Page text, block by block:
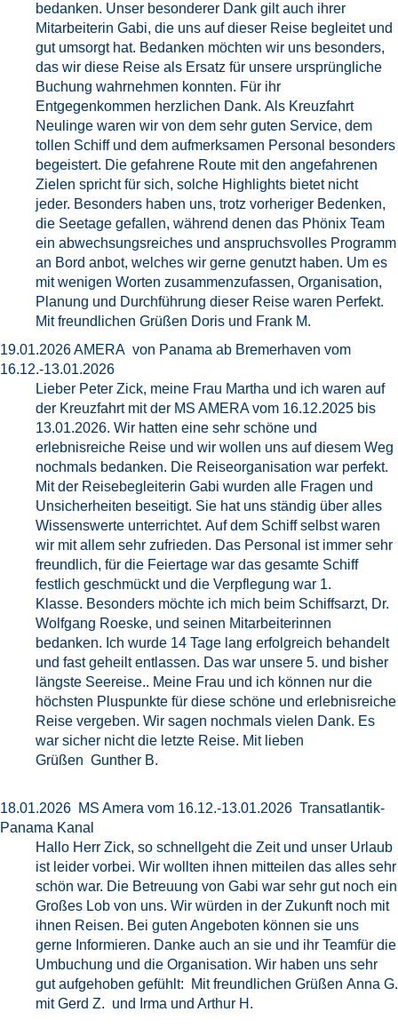
bedanken. Unser besonderer Dank gilt auch ihrer
Mitarbeiterin Gabi, die uns auf dieser Reise begleitet und
gut umsorgt hat. Bedanken möchten wir uns besonders,
das wir diese Reise als Ersatz für unsere ursprüngliche
Buchung wahrnehmen konnten. Für ihr
Entgegenkommen herzlichen Dank. Als Kreuzfahrt
Neulinge waren wir von dem sehr guten Service, dem
tollen Schiff und dem aufmerksamen Personal besonders
begeistert. Die gefahrene Route mit den angefahrenen
Zielen spricht für sich, solche Highlights bietet nicht
jeder. Besonders haben uns, trotz vorheriger Bedenken,
die Seetage gefallen, während denen das Phönix Team
ein abwechsungsreiches und anspruchsvolles Programm
an Bord anbot, welches wir gerne genutzt haben. Um es
mit wenigen Worten zusammenzufassen, Organisation,
Planung und Durchführung dieser Reise waren Perfekt.
Mit freundlichen Grüßen Doris und Frank M.
19.01.2026 AMERA von Panama ab Bremerhaven vom
16.12.-13.01.2026
Lieber Peter Zick, meine Frau Martha und ich waren auf
der Kreuzfahrt mit der MS AMERA vom 16.12.2025 bis
13.01.2026. Wir hatten eine sehr schöne und
erlebnisreiche Reise und wir wollen uns auf diesem Weg
nochmals bedanken. Die Reiseorganisation war perfekt.
Mit der Reisebegleiterin Gabi wurden alle Fragen und
Unsicherheiten beseitigt. Sie hat uns ständig über alles
Wissenswerte unterrichtet. Auf dem Schiff selbst waren
wir mit allem sehr zufrieden. Das Personal ist immer sehr
freundlich, für die Feiertage war das gesamte Schiff
festlich geschmückt und die Verpflegung war 1.
Klasse. Besonders möchte ich mich beim Schiffsarzt, Dr.
Wolfgang Roeske, und seinen Mitarbeiterinnen
bedanken. Ich wurde 14 Tage lang erfolgreich behandelt
und fast geheilt entlassen. Das war unsere 5. und bisher
längste Seereise.. Meine Frau und ich können nur die
höchsten Pluspunkte für diese schöne und erlebnisreiche
Reise vergeben. Wir sagen nochmals vielen Dank. Es
war sicher nicht die letzte Reise. Mit lieben
Grüßen Gunther B.
18.01.2026 MS Amera vom 16.12.-13.01.2026 Transatlantik-
Panama Kanal
Hallo Herr Zick, so schnellgeht die Zeit und unser Urlaub
ist leider vorbei. Wir wollten ihnen mitteilen das alles sehr
schön war. Die Betreuung von Gabi war sehr gut noch ein
Großes Lob von uns. Wir würden in der Zukunft noch mit
ihnen Reisen. Bei guten Angeboten können sie uns
gerne Informieren. Danke auch an sie und ihr Teamfür die
Umbuchung und die Organisation. Wir haben uns sehr
gut aufgehoben gefühlt: Mit freundlichen Grüßen Anna G.
mit Gerd Z. und Irma und Arthur H.